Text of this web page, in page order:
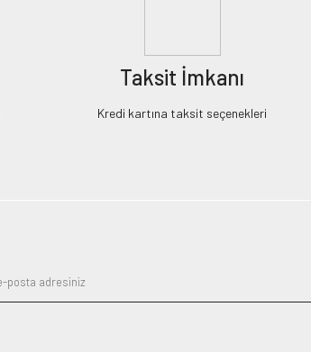
Taksit İmkanı
Kredi kartına taksit seçenekleri